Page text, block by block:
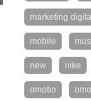
marketing
mobile
new nike
omotio